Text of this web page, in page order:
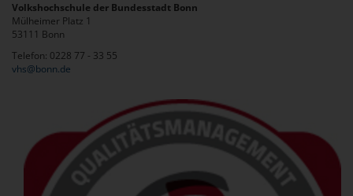
Volkshochschule der Bundesstadt Bonn
Mülheimer Platz 1
53111 Bonn
Telefon: 0228 77 - 33 55
vhs@bonn.de